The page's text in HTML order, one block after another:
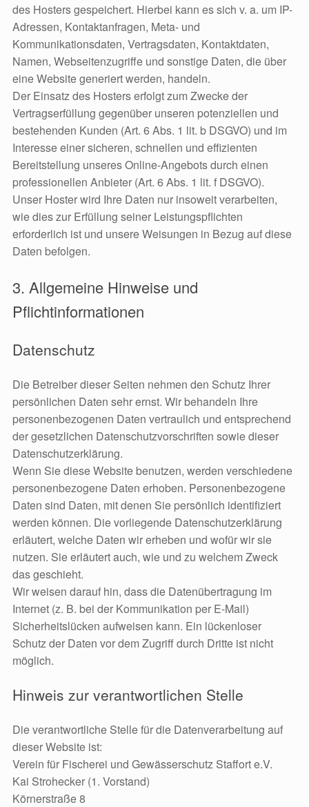
des Hosters gespeichert. Hierbei kann es sich v. a. um IP-
Adressen, Kontaktanfragen, Meta- und
Kommunikationsdaten, Vertragsdaten, Kontaktdaten,
Namen, Webseitenzugriffe und sonstige Daten, die über
eine Website generiert werden, handeln.
Der Einsatz des Hosters erfolgt zum Zwecke der
Vertragserfüllung gegenüber unseren potenziellen und
bestehenden Kunden (Art. 6 Abs. 1 lit. b DSGVO) und im
Interesse einer sicheren, schnellen und effizienten
Bereitstellung unseres Online-Angebots durch einen
professionellen Anbieter (Art. 6 Abs. 1 lit. f DSGVO).
Unser Hoster wird Ihre Daten nur insoweit verarbeiten,
wie dies zur Erfüllung seiner Leistungspflichten
erforderlich ist und unsere Weisungen in Bezug auf diese
Daten befolgen.
3. Allgemeine Hinweise und
Pflichtinformationen
Datenschutz
Die Betreiber dieser Seiten nehmen den Schutz Ihrer
persönlichen Daten sehr ernst. Wir behandeln Ihre
personenbezogenen Daten vertraulich und entsprechend
der gesetzlichen Datenschutzvorschriften sowie dieser
Datenschutzerklärung.
Wenn Sie diese Website benutzen, werden verschiedene
personenbezogene Daten erhoben. Personenbezogene
Daten sind Daten, mit denen Sie persönlich identifiziert
werden können. Die vorliegende Datenschutzerklärung
erläutert, welche Daten wir erheben und wofür wir sie
nutzen. Sie erläutert auch, wie und zu welchem Zweck
das geschieht.
Wir weisen darauf hin, dass die Datenübertragung im
Internet (z. B. bei der Kommunikation per E-Mail)
Sicherheitslücken aufweisen kann. Ein lückenloser
Schutz der Daten vor dem Zugriff durch Dritte ist nicht
möglich.
Hinweis zur verantwortlichen Stelle
Die verantwortliche Stelle für die Datenverarbeitung auf
dieser Website ist:
Verein für Fischerei und Gewässerschutz Staffort e.V.
Kai Strohecker (1. Vorstand)
Körnerstraße 8